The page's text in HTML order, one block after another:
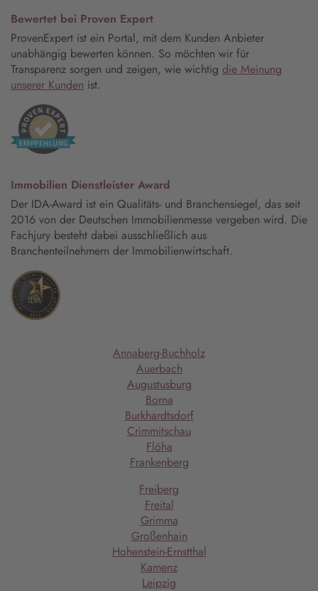
Bewertet bei Proven Expert
ProvenExpert ist ein Portal, mit dem Kunden Anbieter
unabhängig bewerten können. So möchten wir für
Transparenz sorgen und zeigen, wie wichtig die Meinung
unserer Kunden ist.
Immobilien Dienstleister Award
Der IDA-Award ist ein Qualitäts- und Branchensiegel, das seit
2016 von der Deutschen Immobilienmesse vergeben wird. Die
Fachjury besteht dabei ausschließlich aus
Branchenteilnehmern der Immobilienwirtschaft.
Annaberg-Buchholz
Auerbach
Augustusburg
Borna
Burkhardtsdorf
Crimmitschau
Flöha
Frankenberg
Freiberg
Freital
Grimma
Großenhain
Hohenstein-Ernstthal
Kamenz
Leipzig